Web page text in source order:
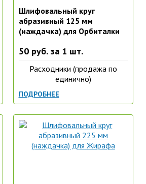
Шлифовальный круг
абразивный 125 мм
(наждачка) для Орбиталки
50 руб. за 1 шт.
Расходники (продажа по
единично)
ПОДРОБНЕЕ